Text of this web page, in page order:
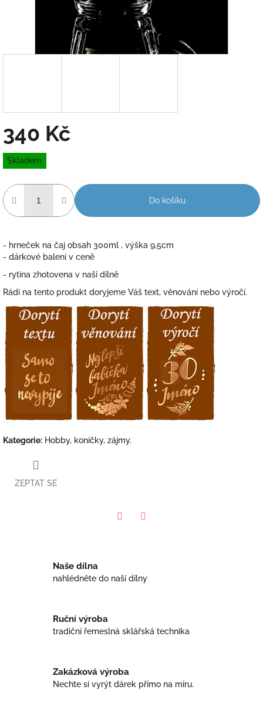
340 Kč
Měrná
cena:
Skladem
Do košíku
- hrneček na čaj obsah 300ml , výška 9,5cm
- dárkové balení v ceně
- rytina zhotovena v naší dílně
Rádi na tento produkt doryjeme Váš text, věnování nebo výročí.
Kategorie: Hobby, koníčky, zájmy.
ZEPTAT SE
Naše dílna
nahlédněte do naší dílny
Ruční výroba
tradiční řemeslná sklářská technika
Zakázková výroba
Nechte si vyrýt dárek přímo na míru.